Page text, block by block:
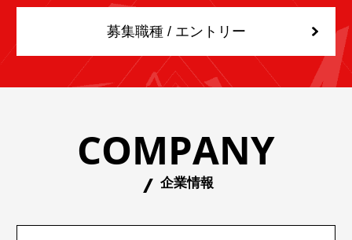
募集職種 / エントリー
COMPANY
企業情報